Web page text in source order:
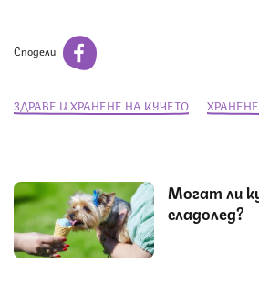
Сподели
ЗДРАВЕ И ХРАНЕНЕ НА КУЧЕТО
Могат ли
сладолед?